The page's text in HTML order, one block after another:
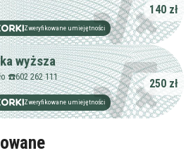
zł/60min.
darmowa lekcja próbna
kalendarz korepetycji
prace pisemne (pomoc)
Zweryfikowane umiejętności
140 zł
wyższa
☎️602 262 111
Zweryfikowane umiejętności
250 zł